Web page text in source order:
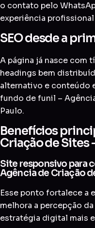
o contato pelo
experiência
SEO desde a
A página já nasce com
headings bem
alternativo e conteúdo
fundo de funil –
Paulo.
Benefícios
Criação de Sites
Site responsivo para
Agência de Criação
Esse ponto fortalece a
melhora a percepção
estratégia digital mais